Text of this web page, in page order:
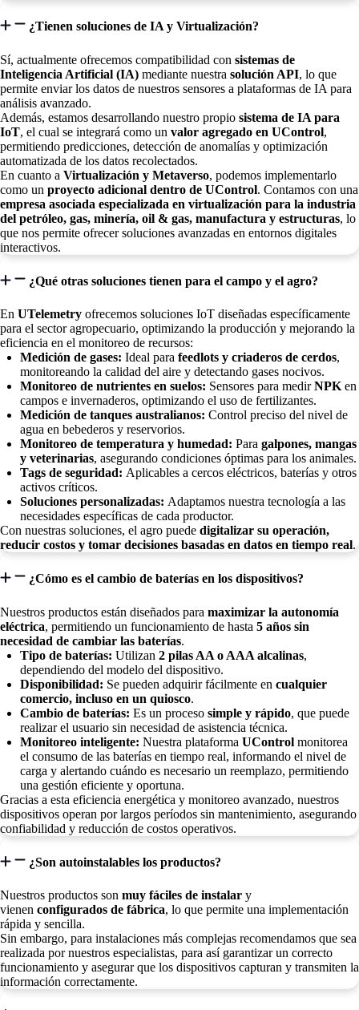
¿Tienen soluciones de IA y Virtualización?
Sí, actualmente ofrecemos compatibilidad con sistemas de
Inteligencia Artificial (IA) mediante nuestra solución API, lo que
permite enviar los datos de nuestros sensores a plataformas de IA para
análisis avanzado.
Además, estamos desarrollando nuestro propio sistema de IA para
IoT, el cual se integrará como un valor agregado en UControl,
permitiendo predicciones, detección de anomalías y optimización
automatizada de los datos recolectados.
En cuanto a Virtualización y Metaverso, podemos implementarlo
como un proyecto adicional dentro de UControl. Contamos con una
empresa asociada especializada en virtualización para la industria
del petróleo, gas, minería, oil & gas, manufactura y estructuras, lo
que nos permite ofrecer soluciones avanzadas en entornos digitales
interactivos.
¿Qué otras soluciones tienen para el campo y el agro?
En UTelemetry ofrecemos soluciones IoT diseñadas específicamente
para el sector agropecuario, optimizando la producción y mejorando la
eficiencia en el monitoreo de recursos:
Medición de gases: Ideal para feedlots y criaderos de cerdos,
monitoreando la calidad del aire y detectando gases nocivos.
Monitoreo de nutrientes en suelos: Sensores para medirNPK en
campos e invernaderos, optimizando el uso de fertilizantes.
Medición de tanques australianos: Control preciso del nivel de
agua en bebederos y reservorios.
Monitoreo de temperatura y humedad: Para galpones, mangas
y veterinarias, asegurando condiciones óptimas para los animales.
Tags de seguridad: Aplicables a cercos eléctricos, baterías y otros
activos críticos.
Soluciones personalizadas: Adaptamos nuestra tecnología a las
necesidades específicas de cada productor.
Con nuestras soluciones, el agro puede digitalizar su operación,
reducir costos y tomar decisiones basadas en datos en tiempo real.
¿Cómo es el cambio de baterías en los dispositivos?
Nuestros productos están diseñados para maximizar la autonomía
eléctrica, permitiendo un funcionamiento de hasta 5 años sin
necesidad de cambiar las baterías.
Tipo de baterías: Utilizan 2 pilas AA o AAA alcalinas,
dependiendo del modelo del dispositivo.
Disponibilidad: Se pueden adquirir fácilmente en cualquier
comercio, incluso en un quiosco.
Cambio de baterías: Es un proceso simple y rápido, que puede
realizar el usuario sin necesidad de asistencia técnica.
Monitoreo inteligente: Nuestra plataforma UControl monitorea
el consumo de las baterías en tiempo real, informando el nivel de
carga y alertando cuándo es necesario un reemplazo, permitiendo
una gestión eficiente y oportuna.
Gracias a esta eficiencia energética y monitoreo avanzado, nuestros
dispositivos operan por largos períodos sin mantenimiento, asegurando
confiabilidad y reducción de costos operativos.
¿Son autoinstalables los productos?
Nuestros productos son muy fáciles de instalar y
vienen configurados de fábrica, lo que permite una implementación
rápida y sencilla.
Sin embargo, para instalaciones más complejas recomendamos que sea
realizada por nuestros especialistas, para así garantizar un correcto
funcionamiento y asegurar que los dispositivos capturan y transmiten la
información correctamente.